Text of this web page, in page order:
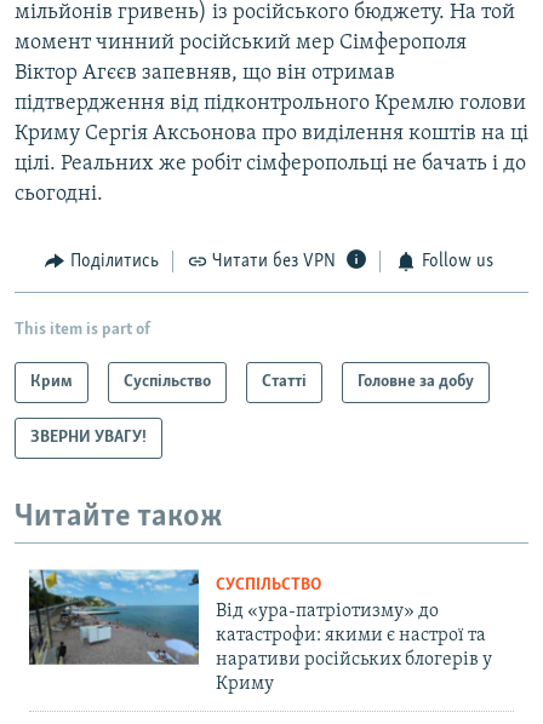
мільйонів гривень) із російського бюджету. На той
момент чинний російський мер Сімферополя
Віктор Агєєв запевняв, що він отримав
підтвердження від підконтрольного Кремлю голови
Криму Сергія Аксьонова про виділення коштів на ці
цілі. Реальних же робіт сімферопольці не бачать і до
сьогодні.
Поділитись Читати без VPN Follow us
This item is part of
Крим Суспільство Статті Головне за добу
ЗВЕРНИ УВАГУ!
Читайте також
СУСПІЛЬСТВО
Від «ура-патріотизму» до
катастрофи: якими є настрої та
наративи російських блогерів у
Криму